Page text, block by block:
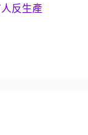
反生產